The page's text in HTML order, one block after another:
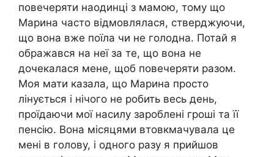
повечеряти наодинці з мамою, тому що
Марина часто відмовлялася, стверджуючи,
що вона вже поїла чи не голодна. Потай я
ображався на неї за те, що вона не
дочекалася мене, щоб повечеряти разом.
Моя мати казала, що Марина просто
лінується і нічого не робить весь день,
проїдаючи мої насилу зароблені гроші та її
пенсію. Вона місяцями втовкмачувала це
мені в голову, і одного разу я прийшов